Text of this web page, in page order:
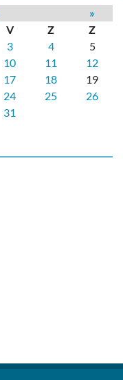
»
V Z
Z
3 4
5
10 11
12
17 18
19
24 25
26
31